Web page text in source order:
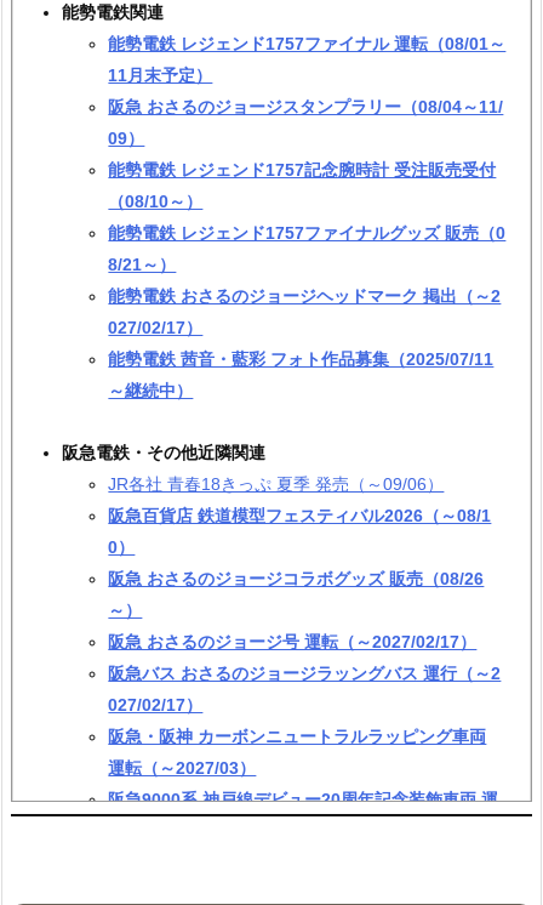
能勢電鉄関連
能勢電鉄 レジェンド1757ファイナル 運転（08/01～
11月末予定）
阪急 おさるのジョージスタンプラリー（08/04～11/
09）
能勢電鉄 レジェンド1757記念腕時計 受注販売受付
（08/10～）
能勢電鉄 レジェンド1757ファイナルグッズ 販売（0
8/21～）
能勢電鉄 おさるのジョージヘッドマーク 掲出（～2
027/02/17）
能勢電鉄 茜音・藍彩 フォト作品募集（2025/07/11
～継続中）
阪急電鉄・その他近隣関連
JR各社 青春18きっぷ 夏季 発売（～09/06）
阪急百貨店 鉄道模型フェスティバル2026（～08/1
0）
阪急 おさるのジョージコラボグッズ 販売（08/26
～）
阪急 おさるのジョージ号 運転（～2027/02/17）
阪急バス おさるのジョージラッングバス 運行（～2
027/02/17）
阪急・阪神 カーボンニュートラルラッピング車両
運転（～2027/03）
阪急9000系 神戸線デビュー20周年記念装飾車両 運